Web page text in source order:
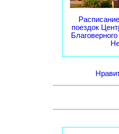
поездок